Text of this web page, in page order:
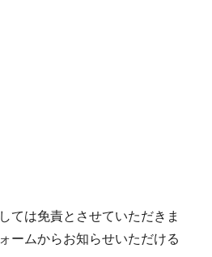
ては免責とさせていただきま
ームからお知らせいただける